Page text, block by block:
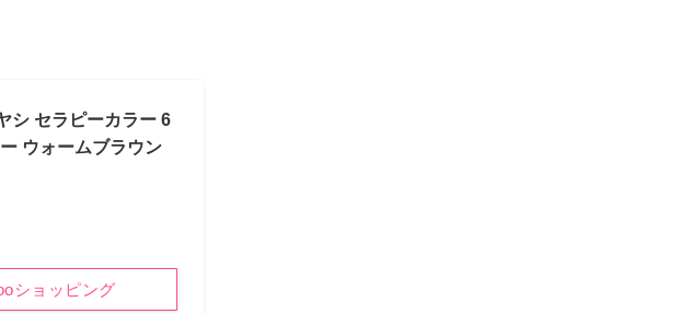
シ セラピーカラー 6
ウォームブラウン
ショッピング